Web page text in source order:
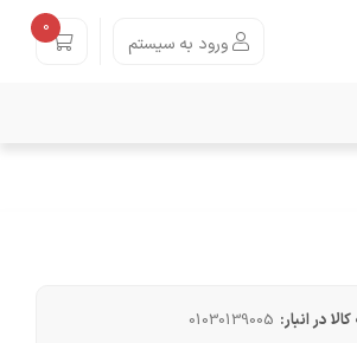
ورود به سیستم
0
در انبار: 01030139005